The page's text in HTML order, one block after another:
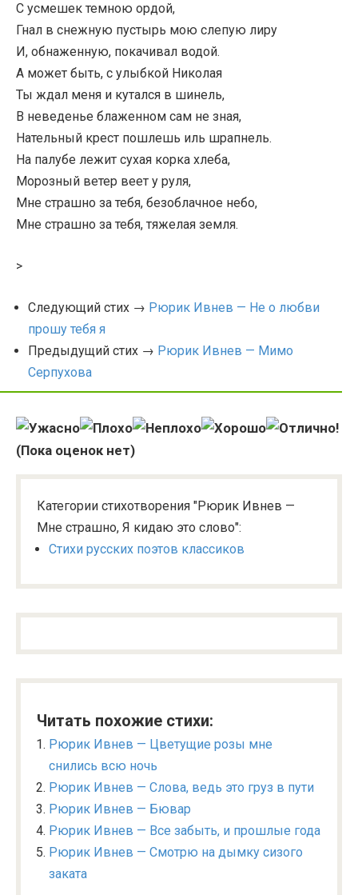
С усмешек темною ордой,
Гнал в снежную пустырь мою слепую лиру
И, обнаженную, покачивал водой.
А может быть, с улыбкой Николая
Ты ждал меня и кутался в шинель,
В неведенье блаженном сам не зная,
Нательный крест пошлешь иль шрапнель.
На палубе лежит сухая корка хлеба,
Морозный ветер веет у руля,
Мне страшно за тебя, безоблачное небо,
Мне страшно за тебя, тяжелая земля.
>
Следующий стих → Рюрик Ивнев — Не о любви
прошу тебя я
Предыдущий стих → Рюрик Ивнев — Мимо
Серпухова
(Пока оценок нет)
Категории стихотворения "Рюрик Ивнев —
Мне страшно, Я кидаю это слово":
Стихи русских поэтов классиков
Читать похожие стихи:
Рюрик Ивнев — Цветущие розы мне
снились всю ночь
Рюрик Ивнев — Слова, ведь это груз в пути
Рюрик Ивнев — Бювар
Рюрик Ивнев — Все забыть, и прошлые года
Рюрик Ивнев — Смотрю на дымку сизого
заката